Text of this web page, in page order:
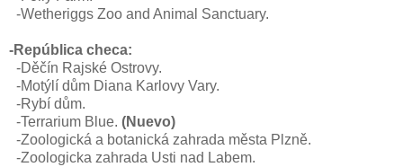
-Wetheriggs Zoo and Animal Sanctuary.
-República checa:
-Děčín Rajské Ostrovy.
-Motýlí dům Diana Karlovy Vary.
-Rybí dům.
-Terrarium Blue. (Nuevo)
-Zoologická a botanická zahrada města Plzně.
-Zoologicka zahrada Usti nad Labem.